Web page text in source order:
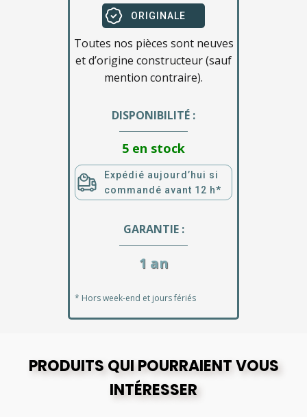
ORIGINALE
Toutes nos pièces sont neuves
et d’origine constructeur (sauf
mention contraire).
DISPONIBILITÉ :
5 en stock
Expédié aujourd’hui si
commandé avant 12 h*
GARANTIE :
1 an
* Hors week-end et jours fériés
PRODUITS QUI POURRAIENT VOUS
INTÉRESSER